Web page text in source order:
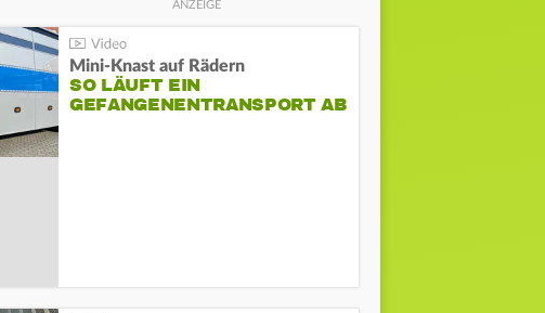
Mini-Knast auf Rädern
SO LÄUFT EIN
GEFANGENENTRANSPORT AB